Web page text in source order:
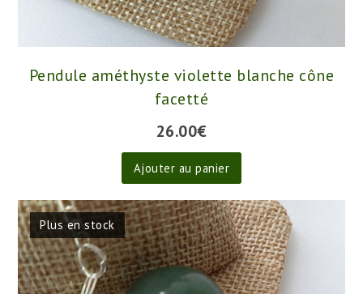
Pendule améthyste violette blanche cône
facetté
26.00€
Ajouter au panier
Plus en stock